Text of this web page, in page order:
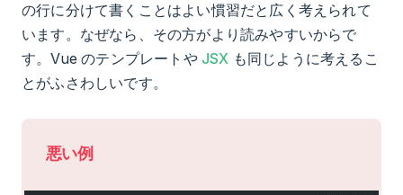
の行に分けて書くことはよい慣習だと広く考えられて
います。なぜなら、その方がより読みやすいからで
す。Vue のテンプレートや JSX も同じように考えるこ
とがふさわしいです。
悪い例